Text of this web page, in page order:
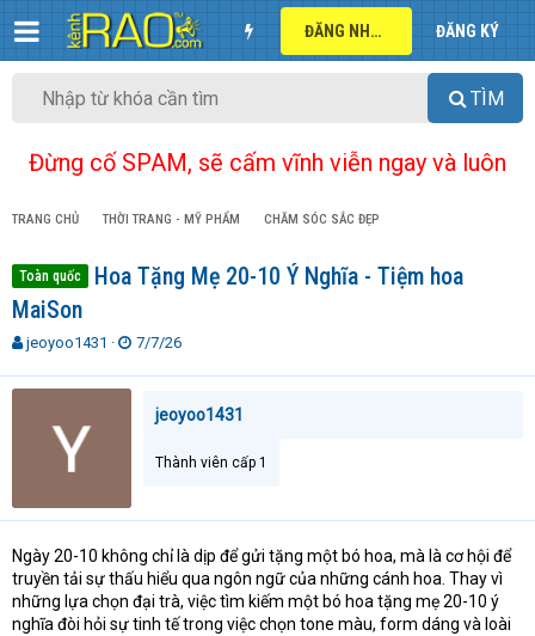
ĐĂNG NHẬP ĐĂNG KÝ
TÌM
Đừng cố SPAM, sẽ cấm vĩnh viễn ngay và luôn
TRANG CHỦ THỜI TRANG - MỸ PHẨM CHĂM SÓC SẮC ĐẸP
Toàn quốc
Hoa Tặng Mẹ 20-10 Ý Nghĩa - Tiệm hoa
MaiSon
T
r
a
t
e
r
jeoyoo1431
N
7/7/26
jeoyoo1431
Thành viên cấp 1
Ngày 20-10 không chỉ là dịp để gửi tặng một bó hoa, mà là cơ hội để
truyền tải sự thấu hiểu qua ngôn ngữ của những cánh hoa. Thay vì
những lựa chọn đại trà, việc tìm kiếm một bó hoa tặng mẹ 20-10 ý
nghĩa đòi hỏi sự tinh tế trong việc chọn tone màu, form dáng và loài